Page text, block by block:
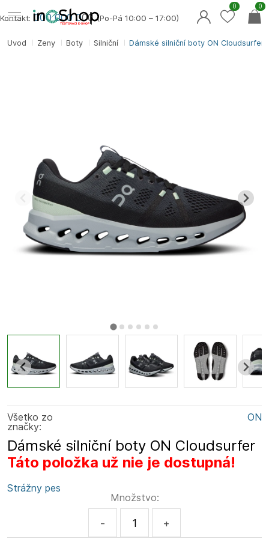
Úvod Ženy Boty Silniční Dámské silniční boty ON Cloudsurfer
Všetko zo
značky:
ON
Dámské silniční boty ON Cloudsurfer
Táto položka už nie je dostupná!
Strážny pes
Množstvo:
- +
Kontakt: 000 000 000(Po-Pá 10:00 – 17:00)
0
0